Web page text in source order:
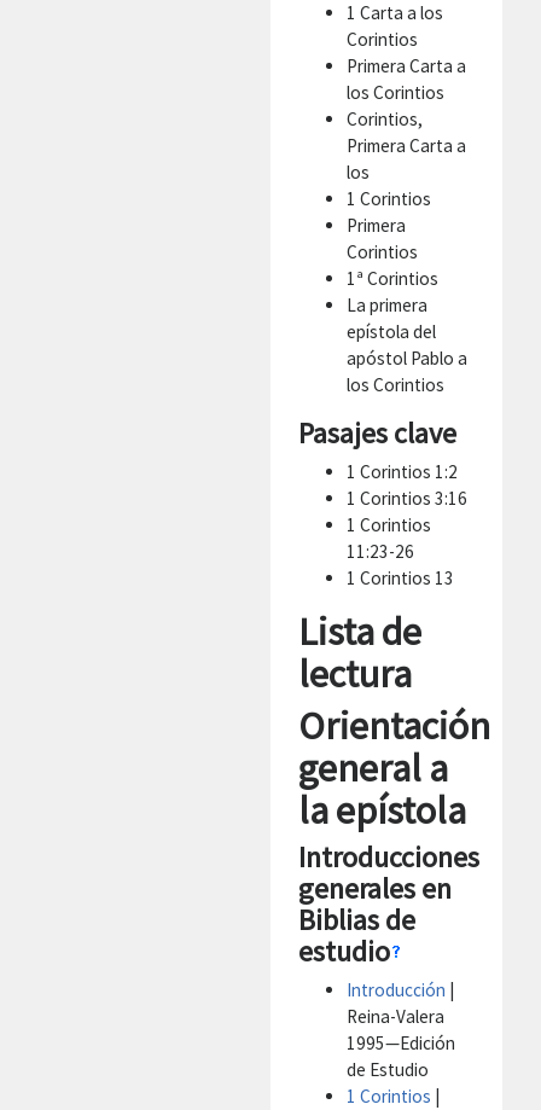
1 Carta a los
Corintios
Primera Carta a
los Corintios
Corintios,
Primera Carta a
los
1 Corintios
Primera
Corintios
1ª Corintios
La primera
epístola del
apóstol Pablo a
los Corintios
Pasajes clave
1 Corintios 1:2
1 Corintios 3:16
1 Corintios
11:23-26
1 Corintios 13
Lista de
lectura
Orientación
general a
la epístola
Introducciones
generales en
Biblias de
estudio
Introducción
Reina-Valera
1995—Edición
de Estudio
1 Corintios